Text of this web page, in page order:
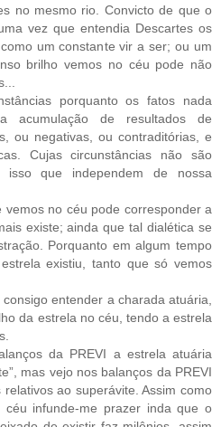
no mesmo rio. Convicto de que o
vez que entendia Descartes os
um constante vir a ser; ou um
brilho vemos no céu pode não
porquanto os fatos nada
de resultados de
ou negativas, ou contraditórias, e
Cujas circunstâncias não são
que independem de nossa
no céu pode corresponder a
existe; ainda que tal dialética se
Porquanto em algum tempo
existiu, tanto que só vemos
entender a charada atuária,
da estrela no céu, tendo a estrela
da PREVI a estrela atuária
mas vejo nos balanços da PREVI
relativos ao superávite. Assim como
infunde-me prazer inda que o